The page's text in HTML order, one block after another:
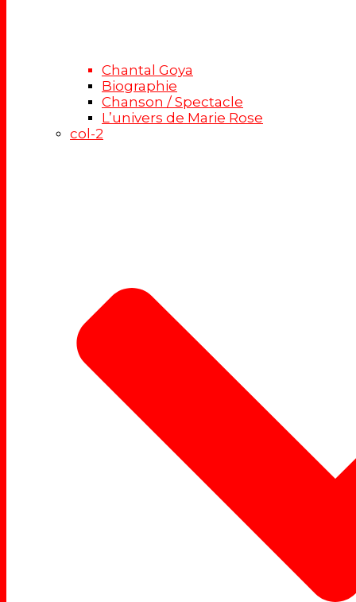
Chantal Goya
Biographie
Chanson / Spectacle
L’univers de Marie Rose
col-2